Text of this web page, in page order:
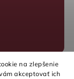
na zlepšenie
akceptovať ich